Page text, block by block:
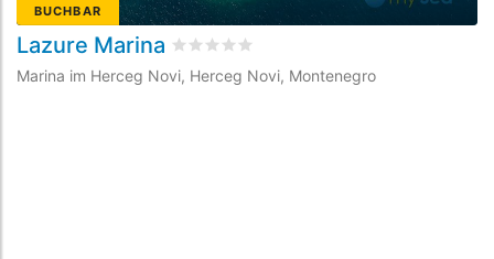
BUCHBAR
Lazure Marina bewertet0
Marina im Herceg Novi, Herceg Novi, Montenegro